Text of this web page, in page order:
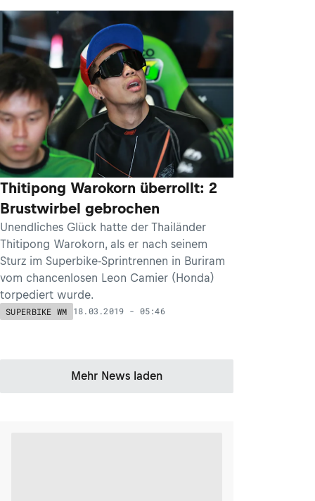
Thitipong Warokorn überrollt: 2
Brustwirbel gebrochen
Unendliches Glück hatte der Thailänder
Thitipong Warokorn, als er nach seinem
Sturz im Superbike-Sprintrennen in Buriram
vom chancenlosen Leon Camier (Honda)
torpediert wurde.
SUPERBIKE WM 18.03.2019 - 05:46
Mehr News laden